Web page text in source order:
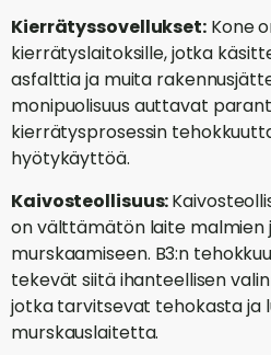
Kierrätyssovellukset:Kone
kierrätyslaitoksille, jotka
asfalttia ja muita
monipuolisuus auttavat
kierrätysprosessin
hyötykäyttöä.
Kaivosteollisuus:
on välttämätön laite malmien
murskaamiseen. B3:n
tekevät siitä ihanteellisen
jotka tarvitsevat tehokasta ja
murskauslaitetta.